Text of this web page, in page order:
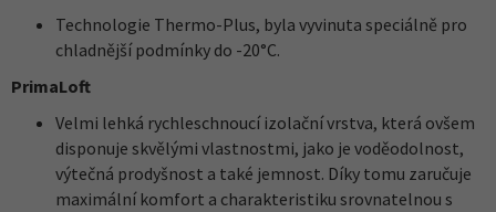
Technologie Thermo-Plus, byla vyvinuta speciálně pro
chladnější podmínky do -20°C.
PrimaLoft
Velmi lehká rychleschnoucí izolační vrstva, která ovšem
disponuje skvělými vlastnostmi, jako je voděodolnost,
výtečná prodyšnost a také jemnost. Díky tomu zaručuje
maximální komfort a charakteristiku srovnatelnou s